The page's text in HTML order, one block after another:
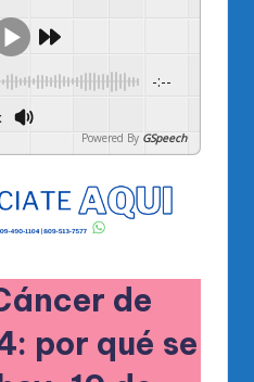
-:--
Powered By GSpeech
de
por qué se